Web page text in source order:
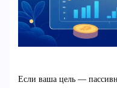
Если ваша цель —